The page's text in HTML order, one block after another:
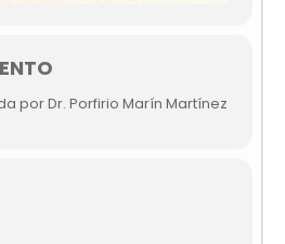
por Dr. Porfirio Marín Martínez